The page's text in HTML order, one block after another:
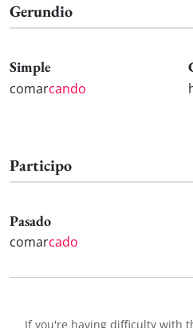
Gerundio
Simple
comarcando
Participo
Pasado
comarcado
If you're having difficulty with